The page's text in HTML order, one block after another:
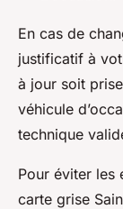
En cas de
justificatif à
à jour soit
véhicule
technique
Pour éviter les
carte grise